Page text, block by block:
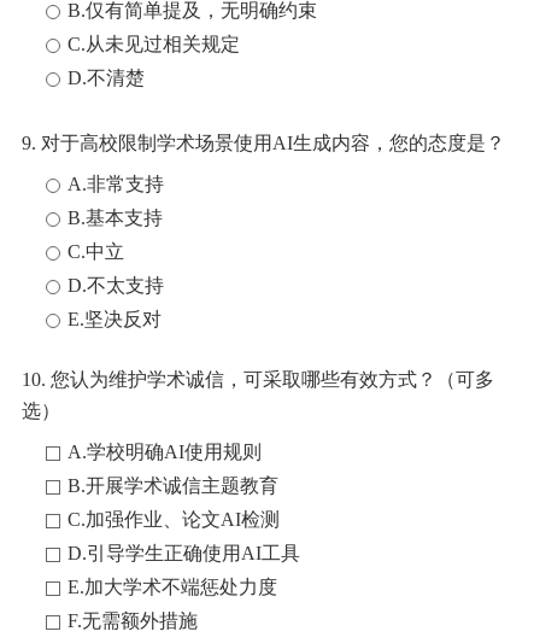
B.仅有简单提及，无明确约束
C.从未见过相关规定
D.不清楚
9. 对于高校限制学术场景使用AI生成内容，您的态度是？
A.非常支持
B.基本支持
C.中立
D.不太支持
E.坚决反对
10. 您认为维护学术诚信，可采取哪些有效方式？（可多
选）
A.学校明确AI使用规则
B.开展学术诚信主题教育
C.加强作业、论文AI检测
D.引导学生正确使用AI工具
E.加大学术不端惩处力度
F.无需额外措施